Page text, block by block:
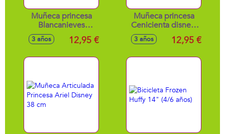
Muñeca princesa
Blancanieves
disney.
Completamente
3 años 12,95 €
Muñeca princesa
Cenicienta disney.
Completamente
articulada 29cm
3 años 12,95 €